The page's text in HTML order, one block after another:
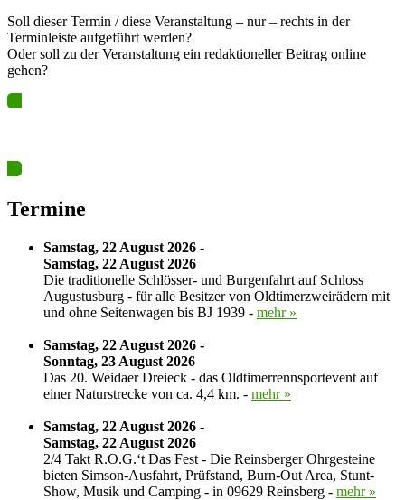
Soll dieser Termin / diese Veranstaltung – nur – rechts in der
Terminleiste aufgeführt werden?
Oder soll zu der Veranstaltung ein redaktioneller Beitrag online
gehen?
Termine
Samstag, 22 August 2026 -
Samstag, 22 August 2026
Die traditionelle Schlösser- und Burgenfahrt auf Schloss
Augustusburg - für alle Besitzer von Oldtimerzweirädern mit
und ohne Seitenwagen bis BJ 1939 - mehr »
Samstag, 22 August 2026 -
Sonntag, 23 August 2026
Das 20. Weidaer Dreieck - das Oldtimerrennsportevent auf
einer Naturstrecke von ca. 4,4 km. - mehr »
Samstag, 22 August 2026 -
Samstag, 22 August 2026
2/4 Takt R.O.G.‘t Das Fest - Die Reinsberger Ohrgesteine
bieten Simson-Ausfahrt, Prüfstand, Burn-Out Area, Stunt-
Show, Musik und Camping - in 09629 Reinsberg - mehr »